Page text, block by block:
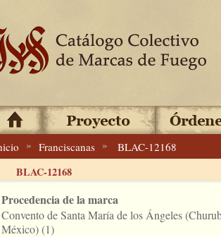
» Franciscanas » BLAC-12168
BLAC-12168
Procedencia de la marca
Convento de Santa María de los Ángeles
México) (1)